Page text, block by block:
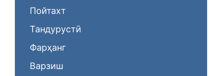
Пойтахт
Тандурустӣ
Фарҳанг
Варзиш